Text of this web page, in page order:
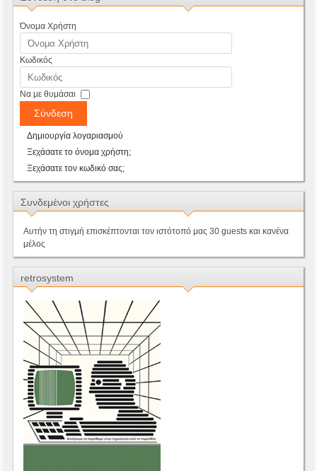
Όνομα Χρήστη
Κωδικός
Να με θυμάσαι
Σύνδεση
Δημιουργία λογαριασμού
Ξεχάσατε το όνομα χρήστη;
Ξεχάσατε τον κωδικό σας;
Συνδεμένοι χρήστες
Αυτήν τη στιγμή επισκέπτονται τον ιστότοπό μας 30 guests και κανένα
μέλος
retrosystem